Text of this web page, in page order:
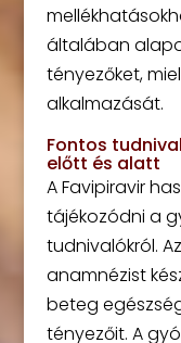
általában
tényezőket,
alkalmazását.
Fontos
előtt és alatt
A Favipiravir
tájékozódni a
tudnivalókról.
anamnézist
beteg
tényezőit. A